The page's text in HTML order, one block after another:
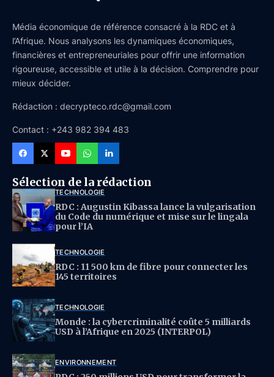
Média économique de référence consacré à la RDC et à
l’Afrique. Nous analysons les dynamiques économiques,
financières et entrepreneuriales pour offrir une information
rigoureuse, accessible et utile à la décision. Comprendre pour
mieux décider.
Rédaction : decrypteco.rdc@gmail.com
Contact : +243 982 394 483
Sélection de la rédaction
TECHNOLOGIE
RDC : Augustin Kibassa lance la vulgarisation
du Code du numérique et mise sur le lingala
pour l’IA
TECHNOLOGIE
RDC : 11 500 km de fibre pour connecter les
145 territoires
TECHNOLOGIE
Monde : la cybercriminalité coûte 5 milliards
USD à l’Afrique en 2025 (INTERPOL)
ENVIRONNEMENT